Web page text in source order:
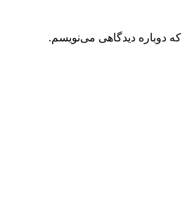
دوباره دیدگاهی می‌نویسم.